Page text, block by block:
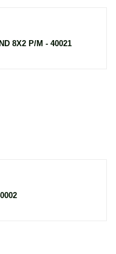
8X2 P/M - 40021